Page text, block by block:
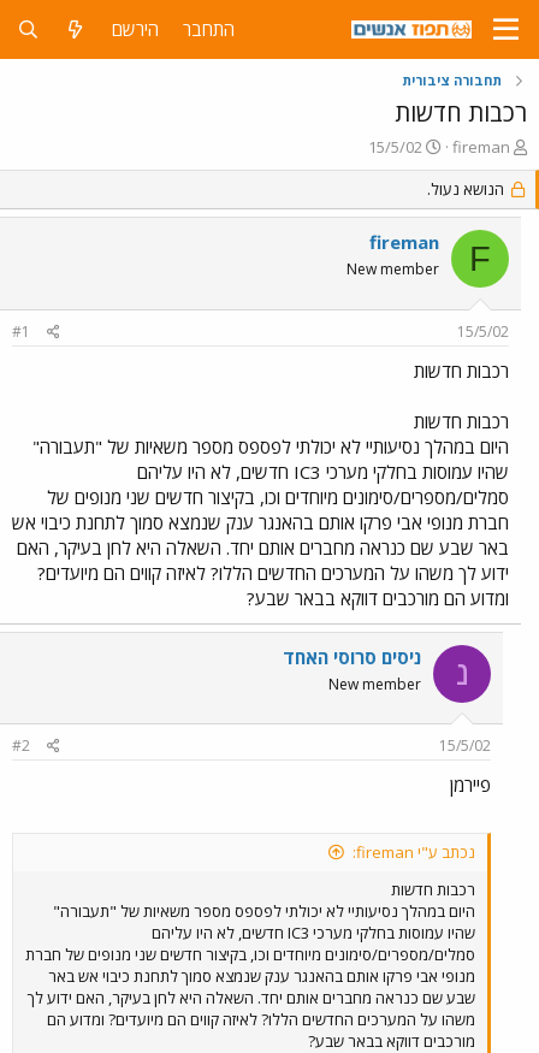
התחבר הירשם
תחבורה ציבורית
רכבות חדשות
פ
ו
ת
ח
נ
fireman
פ
ו
ס
ב
ת
ך
15/5/02
הנושא נעול.
F
fireman
New member
15/5/02
#1
רכבות חדשות
רכבות חדשות
היום במהלך נסיעותיי לא יכולתי לפספס מספר משאיות של "תעבורה"
שהיו עמוסות בחלקי מערכי IC3 חדשים, לא היו עליהם
סמלים/מספרים/סימונים מיוחדים וכו, בקיצור חדשים שני מנופים של
חברת מנופי אבי פרקו אותם בהאנגר ענק שנמצא סמוך לתחנת כיבוי אש
באר שבע שם כנראה מחברים אותם יחד. השאלה היא לחן בעיקר, האם
ידוע לך משהו על המערכים החדשים הללו? לאיזה קווים הם מיועדים?
ומדוע הם מורכבים דווקא בבאר שבע?
נ ניסים סרוסי האחד
New member
15/5/02
#2
פיירמן
נכתב ע"י fireman:
רכבות חדשות
היום במהלך נסיעותיי לא יכולתי לפספס מספר משאיות של "תעבורה"
שהיו עמוסות בחלקי מערכי IC3 חדשים, לא היו עליהם
סמלים/מספרים/סימונים מיוחדים וכו, בקיצור חדשים שני מנופים של חברת
מנופי אבי פרקו אותם בהאנגר ענק שנמצא סמוך לתחנת כיבוי אש באר
שבע שם כנראה מחברים אותם יחד. השאלה היא לחן בעיקר, האם ידוע לך
משהו על המערכים החדשים הללו? לאיזה קווים הם מיועדים? ומדוע הם
מורכבים דווקא בבאר שבע?